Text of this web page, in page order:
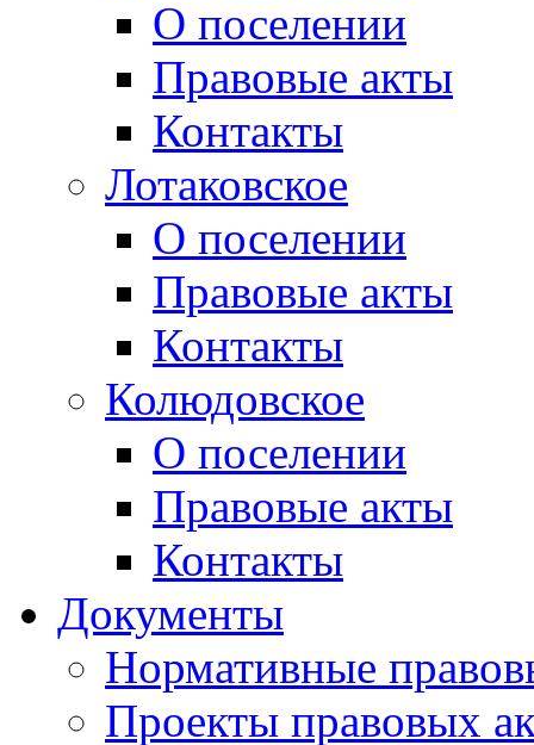
О поселении
Правовые акты
Контакты
Лотаковское
О поселении
Правовые акты
Контакты
Колюдовское
О поселении
Правовые акты
Контакты
Документы
Нормативные
Проекты правовых